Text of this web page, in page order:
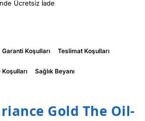
Ücretsiz İade
Garanti Koşulları Teslimat Koşulları
Koşulları Sağlık Beyanı
Gold The Oil-